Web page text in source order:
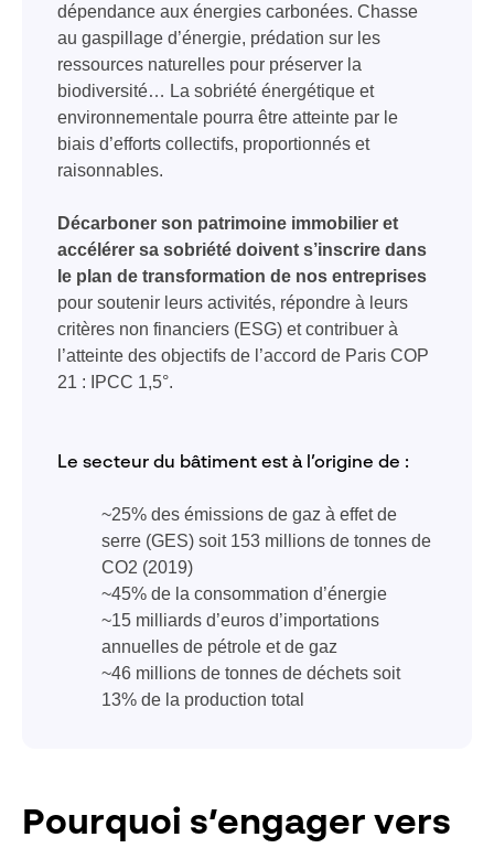
dépendance aux énergies carbonées. Chasse
au gaspillage d’énergie, prédation sur les
ressources naturelles pour préserver la
biodiversité… La sobriété énergétique et
environnementale pourra être atteinte par le
biais d’efforts collectifs, proportionnés et
raisonnables.
Décarboner son patrimoine immobilier et
accélérer sa sobriété doivent s’inscrire dans
le plan de transformation de nos entreprises
pour soutenir leurs activités, répondre à leurs
critères non financiers (ESG) et contribuer à
l’atteinte des objectifs de l’accord de Paris COP
21 : IPCC 1,5°.
Le secteur du bâtiment est à l’origine de :
~25% des émissions de gaz à effet de
serre (GES) soit 153 millions de tonnes de
CO2 (2019)
~45% de la consommation d’énergie
~15 milliards d’euros d’importations
annuelles de pétrole et de gaz
~46 millions de tonnes de déchets soit
13% de la production total
Pourquoi s’engager vers